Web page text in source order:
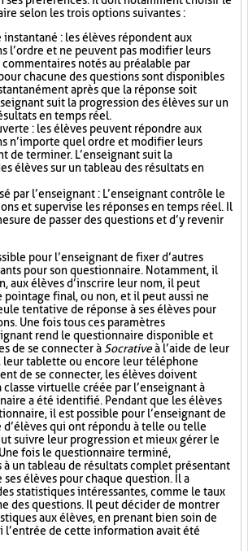
selon les trois options suivantes :
: les élèves répondent aux
l’ordre et ne peuvent pas modifier leurs
commentaires notés au préalable par
chacune des questions sont disponibles
après que la réponse soit
suit la progression des élèves sur un
en temps réel.
: les élèves peuvent répondre aux
n’importe quel ordre et modifier leurs
de terminer. L’enseignant suit la
élèves sur un tableau des résultats en
par l’enseignant : L’enseignant contrôle le
et supervise les réponses en temps réel. Il
de passer des questions et d’y revenir
pour l’enseignant de fixer d’autres
pour son questionnaire. Notamment, il
aux élèves d’inscrire leur nom, il peut
pointage final, ou non, et il peut aussi ne
tentative de réponse à ses élèves pour
Une fois tous ces paramètres
rend le questionnaire disponible et
de se connecter à Socrativeà l’aide de leur
tablette ou encore leur téléphone
de se connecter, les élèves doivent
virtuelle créée par l’enseignant à
a été identifié. Pendant que les élèves
il est possible pour l’enseignant de
qui ont répondu à telle ou telle
suivre leur progression et mieux gérer le
fois le questionnaire terminé,
à un tableau de résultats complet présentant
ses élèves pour chaque question. Il a
statistiques intéressantes, comme le taux
des questions. Il peut décider de montrer
aux élèves, en prenant bien soin de
l’entrée de cette information avait été